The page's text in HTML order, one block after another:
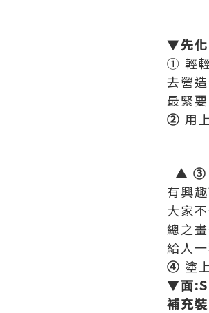
▼先
① 輕
去營
最緊
② 用
▲ ③
有興
大家
總之
給人
④ 塗
▼面
補充